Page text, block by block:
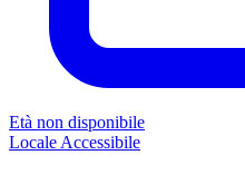
Età non disponibile
Locale Accessibile